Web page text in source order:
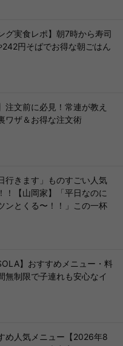
グ実食レポ】朝7時から寿司
242円そばでお得な朝ごはん
注文前に必見！常連が教え
ワザ＆お得な注文術
行きます」ものすごい人気
！【山岡家】「平日なのに
ンとくる〜！！」この一杯
】おすすめメニュー・料
無制限で子連れも安心なイ
め人気メニュー【2026年8